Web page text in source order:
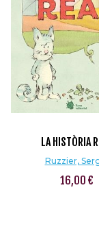
LA HISTÒRIA
Ruzzier,
16,00 €